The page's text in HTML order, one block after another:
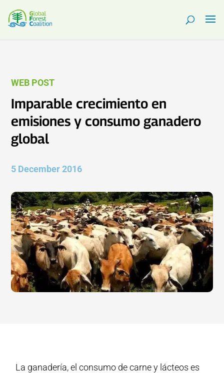
WEB POST
Imparable crecimiento en
emisiones y consumo ganadero
global
5 December 2016
La ganadería, el consumo de carne y lácteos es